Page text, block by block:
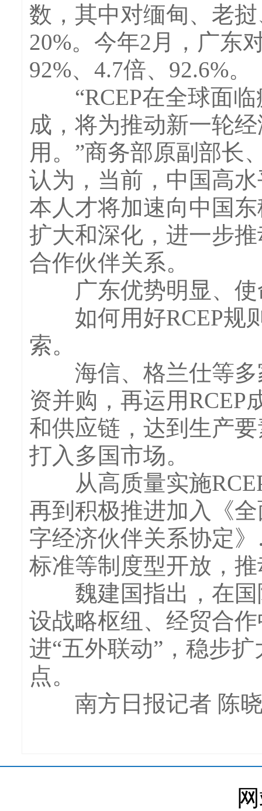
数，其中对缅甸、老
20%。今年2月，广东
92%、4.7倍、92.6%。
“RCEP在全球面临
成，将为推动新一轮
用。”商务部原副部长
认为，当前，中国高
本人才将加速向中国
扩大和深化，进一步
合作伙伴关系。
广东优势明显、使
如何用好RCEP规则
索。
海信、格兰仕等多
资并购，再运用RCEP
和供应链，达到生产
打入多国市场。
从高质量实施RCEP
再到积极推进加入《
字经济伙伴关系协定
标准等制度型开放，
魏建国指出，在国
设战略枢纽、经贸合
进“五外联动”，稳步
点。
南方日报记者 陈晓